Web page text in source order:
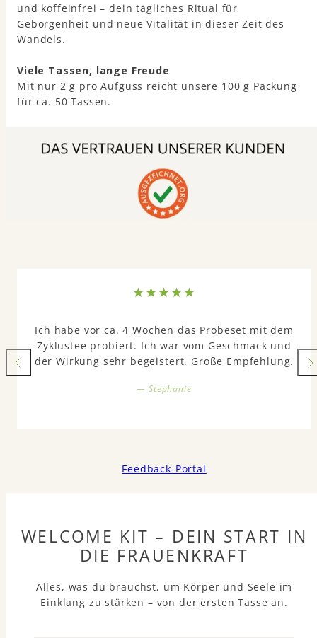
und koffeinfrei – dein tägliches Ritual für
Geborgenheit und neue Vitalität in dieser Zeit des
Wandels.
Viele Tassen, lange Freude
Mit nur 2 g pro Aufguss reicht unsere 100 g Packung
für ca. 50 Tassen.
Ich habe vor ca. 4 Wochen das Probeset mit dem
Zyklustee probiert. Ich war vom Geschmack und
der Wirkung sehr begeistert. Große Empfehlung.
— Stephanie
Feedback-Portal
WELCOME KIT – DEIN START IN
DIE FRAUENKRAFT
Alles, was du brauchst, um Körper und Seele im
Einklang zu stärken – von der ersten Tasse an.